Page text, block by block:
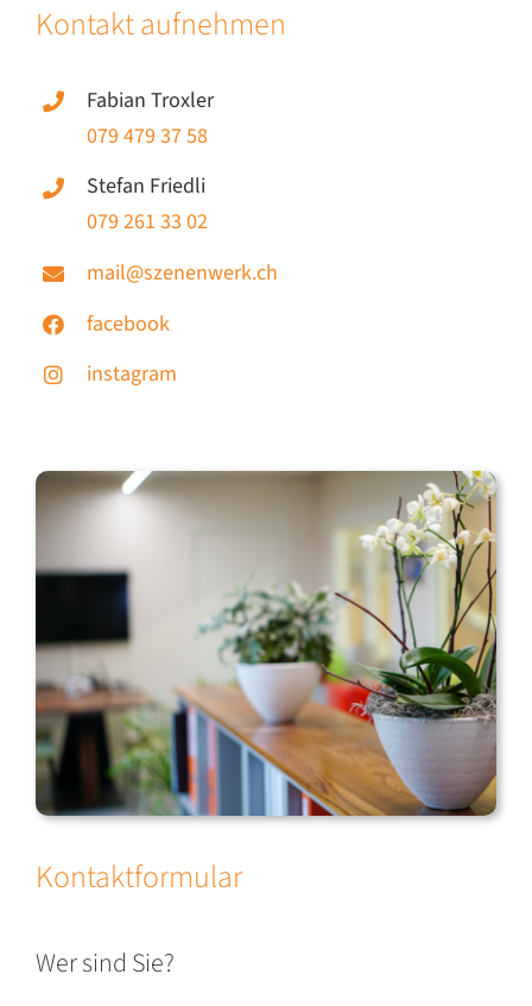
Kontakt aufnehmen
Fabian Troxler
079 479 37 58
Stefan Friedli
079 261 33 02
mail@szenenwerk.ch
facebook
instagram
Kontaktformular
Wer sind Sie?